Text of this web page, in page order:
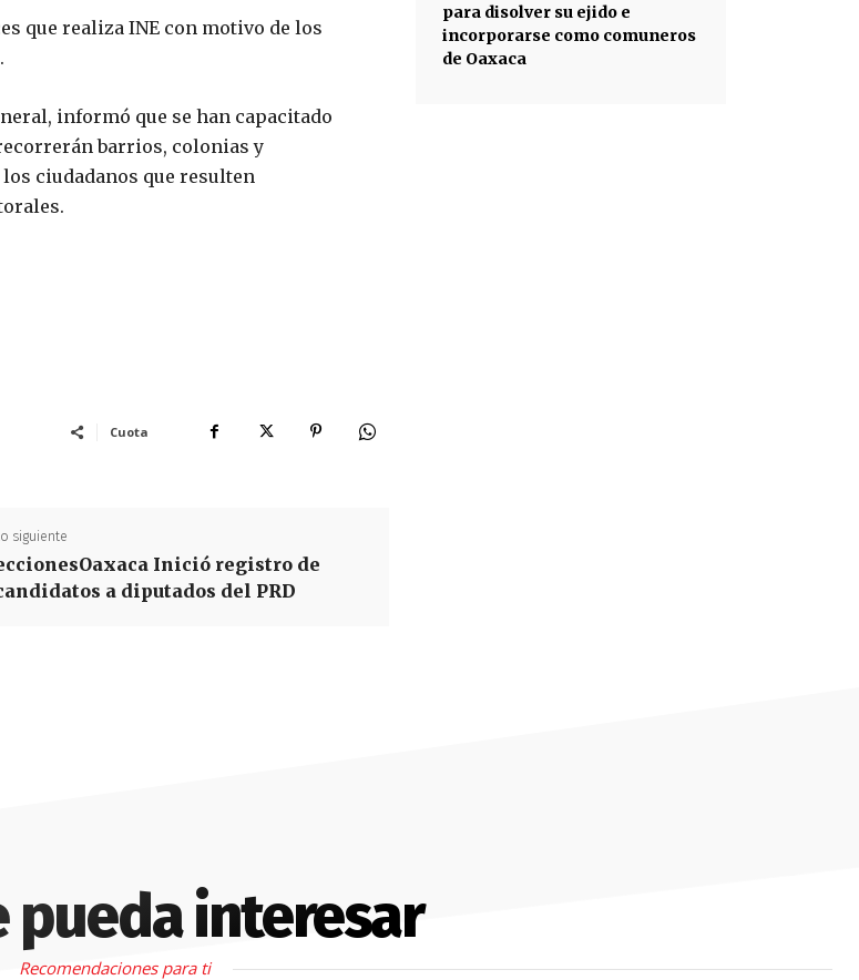
que realiza INE con motivo de los
informó que se han capacitado
barrios, colonias y
ciudadanos que resulten
Cuota
siguiente
Inició registro de
a diputados del PRD
para disolver su ejido e
incorporarse como comuneros
de Oaxaca
pueda interesar
Recomendaciones para ti